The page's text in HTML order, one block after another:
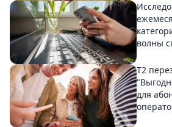
волны
Т2
для